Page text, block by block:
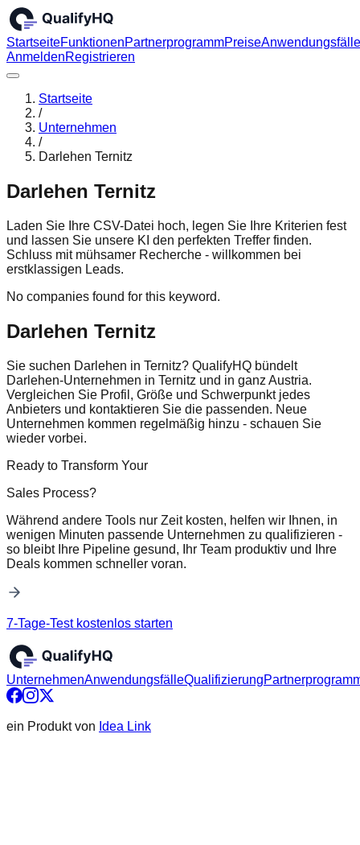
StartseiteFunktionenPartnerprogrammPreiseAnwendungsfälle
AnmeldenRegistrieren
Startseite
/
Unternehmen
/
Darlehen Ternitz
Darlehen Ternitz
Laden Sie Ihre CSV-Datei hoch, legen Sie Ihre Kriterien fest
und lassen Sie unsere KI den perfekten Treffer finden.
Schluss mit mühsamer Recherche - willkommen bei
erstklassigen Leads.
No companies found for this keyword.
Darlehen Ternitz
Sie suchen Darlehen in Ternitz? QualifyHQ bündelt
Darlehen-Unternehmen in Ternitz und in ganz Austria.
Vergleichen Sie Profil, Größe und Schwerpunkt jedes
Anbieters und kontaktieren Sie die passenden. Neue
Unternehmen kommen regelmäßig hinzu - schauen Sie
wieder vorbei.
Ready to Transform Your
Sales Process?
Während andere Tools nur Zeit kosten, helfen wir Ihnen, in
wenigen Minuten passende Unternehmen zu qualifizieren -
so bleibt Ihre Pipeline gesund, Ihr Team produktiv und Ihre
Deals kommen schneller voran.
7-Tage-Test kostenlos starten
UnternehmenAnwendungsfälleQualifizierung
ein Produkt von Idea Link